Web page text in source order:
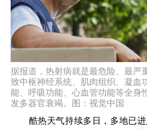
据报道，热射病就是最危险、最严
致中枢神经系统、肌肉组织、凝血
能、呼吸功能、心血管功能等全身
发多器官衰竭。图：视觉中国
酷热天气持续多日，多地已进